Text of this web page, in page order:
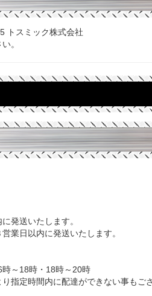
トスミック株式会社
。
発送いたします。
業日以内に発送いたします。
～18時・18時～20時
指定時間内に配達ができない事もご